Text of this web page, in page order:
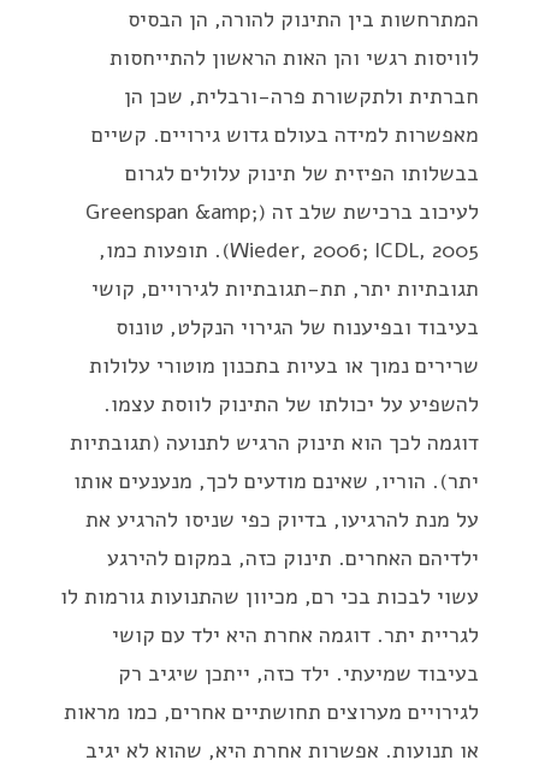
המתרחשות בין התינוק להורה, הן הבסיס
לוויסות רגשי והן האות הראשון להתייחסות
חברתית ולתקשורת פרה-ורבלית, שכן הן
מאפשרות למידה בעולם גדוש גירויים. קשיים
בבשלותו הפיזית של תינוק עלולים לגרום
לעיכוב ברכישת שלב זה (Greenspan &amp;
Wieder, 2006; ICDL, 2005). תופעות כמו,
תגובתיות יתר, תת-תגובתיות לגירויים, קושי
בעיבוד ובפיענוח של הגירוי הנקלט, טונוס
שרירים נמוך או בעיות בתכנון מוטורי עלולות
להשפיע על יכולתו של התינוק לווסת עצמו.
דוגמה לכך הוא תינוק הרגיש לתנועה (תגובתיות
יתר). הוריו, שאינם מודעים לכך, מנענעים אותו
על מנת להרגיעו, בדיוק כפי שניסו להרגיע את
ילדיהם האחרים. תינוק כזה, במקום להירגע
עשוי לבכות בכי רם, מכיוון שהתנועות גורמות לו
לגריית יתר. דוגמה אחרת היא ילד עם קושי
בעיבוד שמיעתי. ילד כזה, ייתכן שיגיב רק
לגירויים מערוצים תחושתיים אחרים, כמו מראות
או תנועות. אפשרות אחרת היא, שהוא לא יגיב